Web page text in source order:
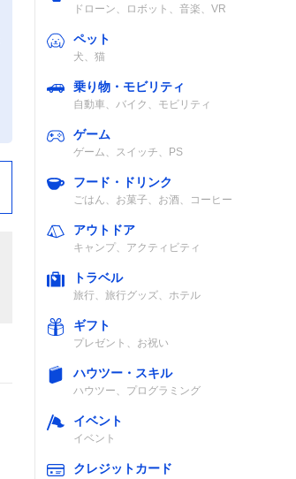
ドローン、ロボット、音楽、VR
ペット
犬、猫
乗り物・モビリティ
自動車、バイク、モビリティ
ゲーム
ゲーム、スイッチ、PS
フード・ドリンク
ごはん、お菓子、お酒、コーヒー
アウトドア
キャンプ、アクティビティ
トラベル
旅行、旅行グッズ、ホテル
ギフト
プレゼント、お祝い
ハウツー・スキル
ハウツー、プログラミング
イベント
イベント
クレジットカード